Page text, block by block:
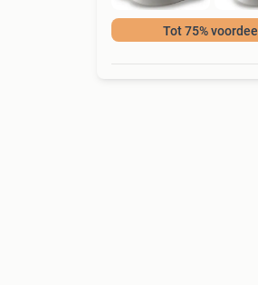
Tot 75% voordeel